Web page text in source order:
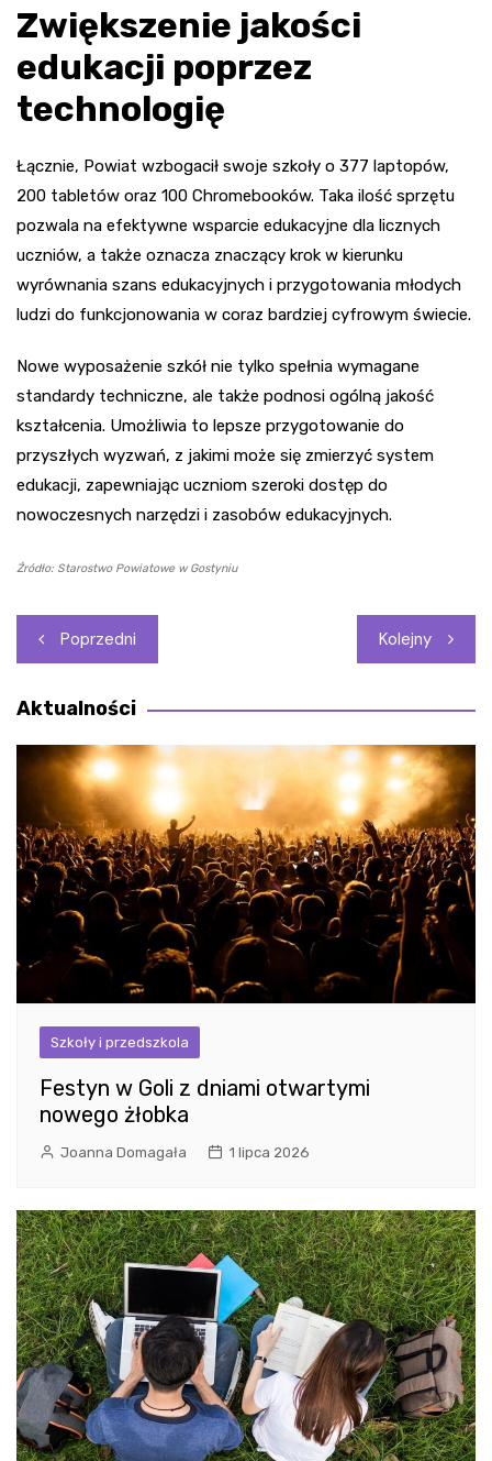
Zwiększenie jakości
edukacji poprzez
technologię
Łącznie, Powiat wzbogacił swoje szkoły o 377 laptopów,
200 tabletów oraz 100 Chromebooków. Taka ilość sprzętu
pozwala na efektywne wsparcie edukacyjne dla licznych
uczniów, a także oznacza znaczący krok w kierunku
wyrównania szans edukacyjnych i przygotowania młodych
ludzi do funkcjonowania w coraz bardziej cyfrowym świecie.
Nowe wyposażenie szkół nie tylko spełnia wymagane
standardy techniczne, ale także podnosi ogólną jakość
kształcenia. Umożliwia to lepsze przygotowanie do
przyszłych wyzwań, z jakimi może się zmierzyć system
edukacji, zapewniając uczniom szeroki dostęp do
nowoczesnych narzędzi i zasobów edukacyjnych.
Źródło: Starostwo Powiatowe w Gostyniu
Nawigacja
wpisu
Poprzedni Kolejny
Aktualności
Szkoły i przedszkola
Festyn w Goli z dniami otwartymi
nowego żłobka
Joanna Domagała 1 lipca 2026